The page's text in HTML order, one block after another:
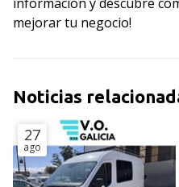
mejorar tu negocio!
Noticias
27
ago